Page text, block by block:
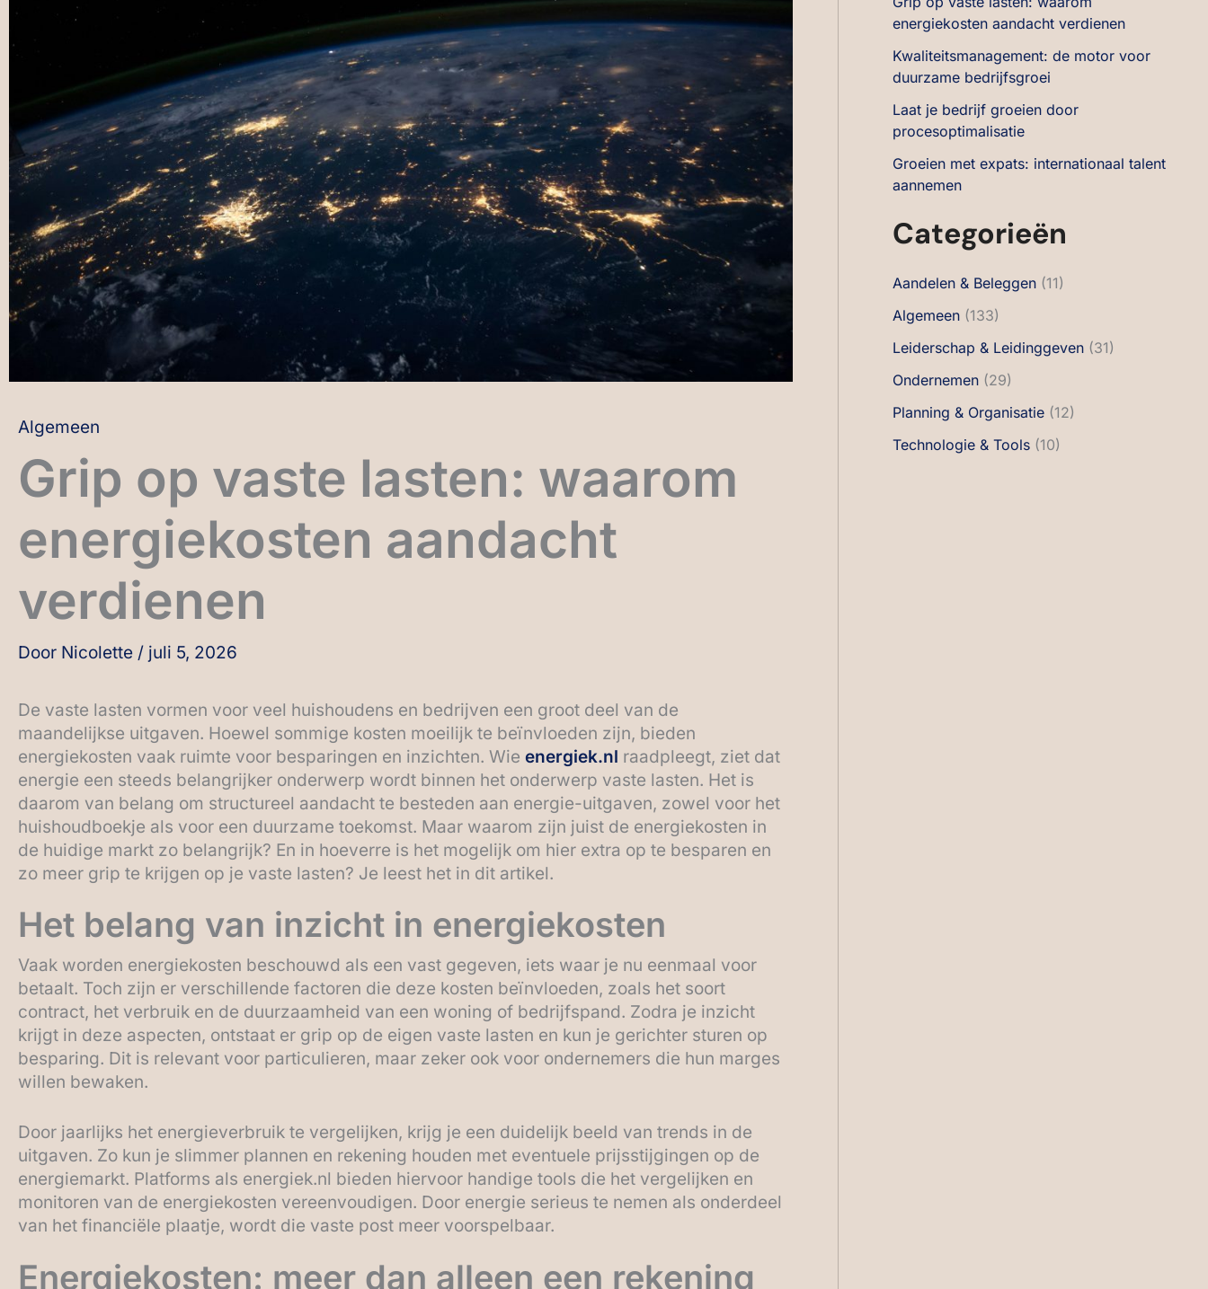
Algemeen
Grip op vaste lasten: waarom
energiekosten aandacht
verdienen
Door Nicolette / juli 5, 2026
De vaste lasten vormen voor veel huishoudens en bedrijven een groot deel van de
maandelijkse uitgaven. Hoewel sommige kosten moeilijk te beïnvloeden zijn, bieden
energiekosten vaak ruimte voor besparingen en inzichten. Wie energiek.nl raadpleegt, ziet dat
energie een steeds belangrijker onderwerp wordt binnen het onderwerp vaste lasten. Het is
daarom van belang om structureel aandacht te besteden aan energie-uitgaven, zowel voor het
huishoudboekje als voor een duurzame toekomst. Maar waarom zijn juist de energiekosten in
de huidige markt zo belangrijk? En in hoeverre is het mogelijk om hier extra op te besparen en
zo meer grip te krijgen op je vaste lasten? Je leest het in dit artikel.
Het belang van inzicht in energiekosten
Vaak worden energiekosten beschouwd als een vast gegeven, iets waar je nu eenmaal voor
betaalt. Toch zijn er verschillende factoren die deze kosten beïnvloeden, zoals het soort
contract, het verbruik en de duurzaamheid van een woning of bedrijfspand. Zodra je inzicht
krijgt in deze aspecten, ontstaat er grip op de eigen vaste lasten en kun je gerichter sturen op
besparing. Dit is relevant voor particulieren, maar zeker ook voor ondernemers die hun marges
willen bewaken.
Door jaarlijks het energieverbruik te vergelijken, krijg je een duidelijk beeld van trends in de
uitgaven. Zo kun je slimmer plannen en rekening houden met eventuele prijsstijgingen op de
energiemarkt. Platforms als energiek.nl bieden hiervoor handige tools die het vergelijken en
monitoren van de energiekosten vereenvoudigen. Door energie serieus te nemen als onderdeel
van het financiële plaatje, wordt die vaste post meer voorspelbaar.
Energiekosten: meer dan alleen een rekening
energiekosten aandacht verdienen
Kwaliteitsmanagement: de motor voor
duurzame bedrijfsgroei
Laat je bedrijf groeien door
procesoptimalisatie
Groeien met expats: internationaal talent
aannemen
Categorieën
Aandelen & Beleggen(11)
Algemeen(133)
Leiderschap & Leidinggeven(31)
Ondernemen(29)
Planning & Organisatie(12)
Technologie & Tools(10)